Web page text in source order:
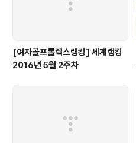
[여자골프롤렉스랭킹] 세계랭킹
2016년 5월 2주차